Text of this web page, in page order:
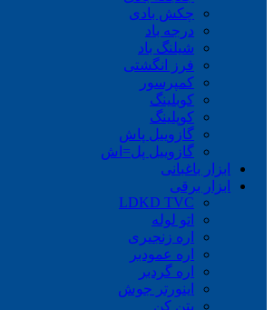
چکش بادی
درجه باد
شیلنگ باد
فرز انگشتی
کمپرسور
کوبلینگ
کوپلینگ
گازوییل پاش
گازوییل پل=اش
ابزار باغبانی
ابزار برقی
LDKD TVC
اتو لوله
اره زنجیری
اره عمودبر
اره گردبر
اینورتر جوش
بتن کن